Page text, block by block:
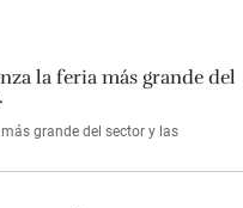
grande del sector y las